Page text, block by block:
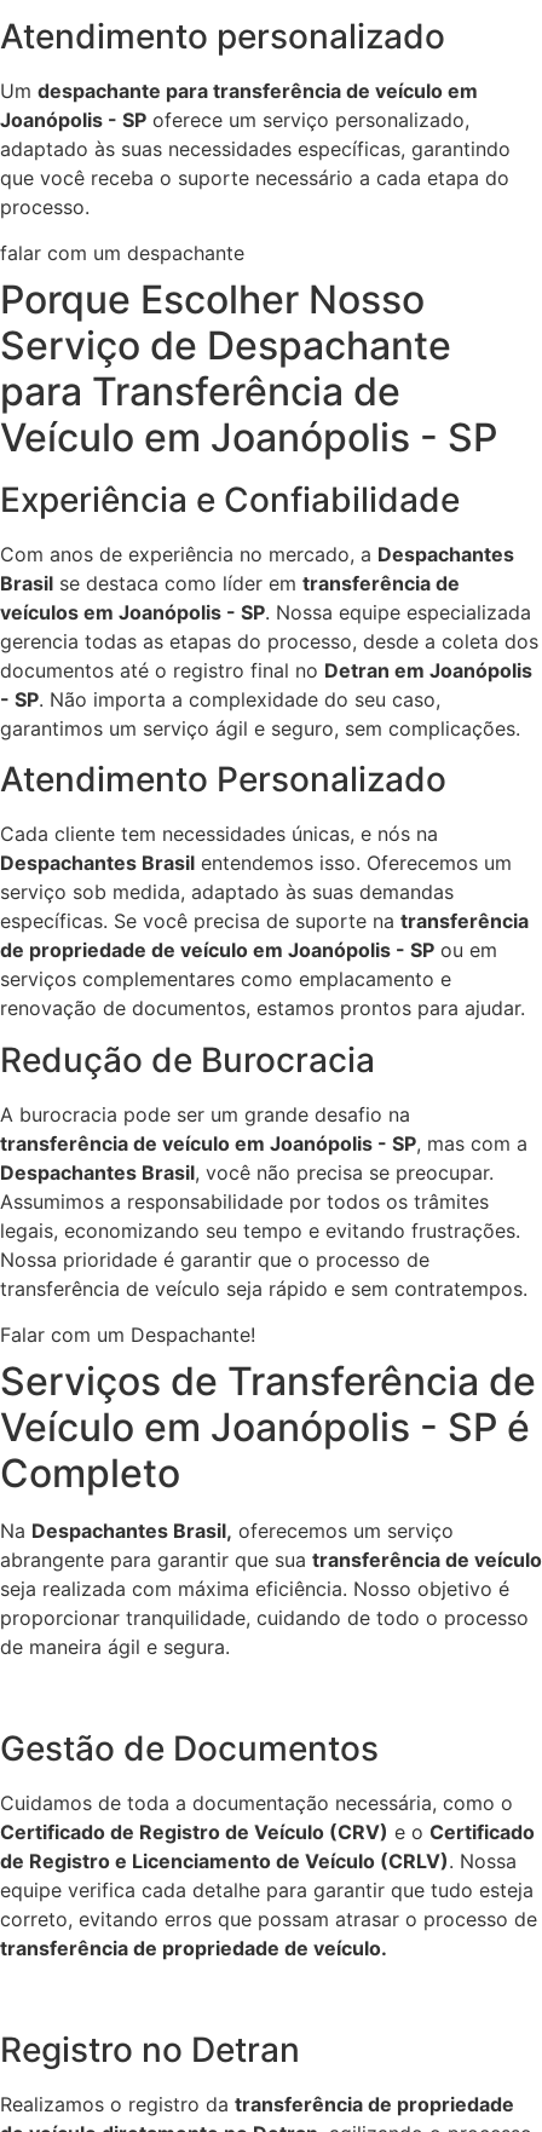
Atendimento personalizado
Um despachante para transferência de veículo em
Joanópolis - SP oferece um serviço personalizado,
adaptado às suas necessidades específicas, garantindo
que você receba o suporte necessário a cada etapa do
processo.
falar com um despachante
Porque Escolher Nosso
Serviço de Despachante
para Transferência de
Veículo em Joanópolis - SP
Experiência e Confiabilidade
Com anos de experiência no mercado, a Despachantes
Brasil se destaca como líder em transferência de
veículos em Joanópolis - SP. Nossa equipe especializada
gerencia todas as etapas do processo, desde a coleta dos
documentos até o registro final no Detran em Joanópolis
- SP. Não importa a complexidade do seu caso,
garantimos um serviço ágil e seguro, sem complicações.
Atendimento Personalizado
Cada cliente tem necessidades únicas, e nós na
Despachantes Brasil entendemos isso. Oferecemos um
serviço sob medida, adaptado às suas demandas
específicas. Se você precisa de suporte na transferência
de propriedade de veículo em Joanópolis - SP ou em
serviços complementares como emplacamento e
renovação de documentos, estamos prontos para ajudar.
Redução de Burocracia
A burocracia pode ser um grande desafio na
transferência de veículo em Joanópolis - SP, mas com a
Despachantes Brasil, você não precisa se preocupar.
Assumimos a responsabilidade por todos os trâmites
legais, economizando seu tempo e evitando frustrações.
Nossa prioridade é garantir que o processo de
transferência de veículo seja rápido e sem contratempos.
Falar com um Despachante!
Serviços de Transferência de
Veículo em Joanópolis - SP é
Completo
Na Despachantes Brasil, oferecemos um serviço
abrangente para garantir que sua transferência de veículo
seja realizada com máxima eficiência. Nosso objetivo é
proporcionar tranquilidade, cuidando de todo o processo
de maneira ágil e segura.
Gestão de Documentos
Cuidamos de toda a documentação necessária, como o
Certificado de Registro de Veículo (CRV) e o Certificado
de Registro e Licenciamento de Veículo (CRLV). Nossa
equipe verifica cada detalhe para garantir que tudo esteja
correto, evitando erros que possam atrasar o processo de
transferência de propriedade de veículo.
Registro no Detran
Realizamos o registro da transferência de propriedade